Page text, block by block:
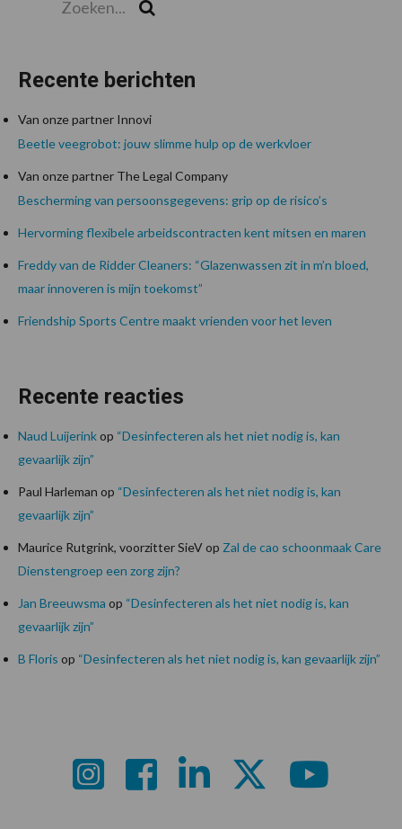
Recente berichten
Van onze partner Innovi
Beetle veegrobot: jouw slimme hulp op de werkvloer
Van onze partner The Legal Company
Bescherming van persoonsgegevens: grip op de risico’s
Hervorming flexibele arbeidscontracten kent mitsen en maren
Freddy van de Ridder Cleaners: “Glazenwassen zit in m’n bloed,
maar innoveren is mijn toekomst”
Friendship Sports Centre maakt vrienden voor het leven
Recente reacties
Naud Luijerinkop “Desinfecteren als het niet nodig is, kan
gevaarlijk zijn”
Paul Harleman op “Desinfecteren als het niet nodig is, kan
gevaarlijk zijn”
Maurice Rutgrink, voorzitter SieVop Zal de cao schoonmaak Care
Dienstengroep een zorg zijn?
Jan Breeuwsma op “Desinfecteren als het niet nodig is, kan
gevaarlijk zijn”
B Floris op “Desinfecteren als het niet nodig is, kan gevaarlijk zijn”